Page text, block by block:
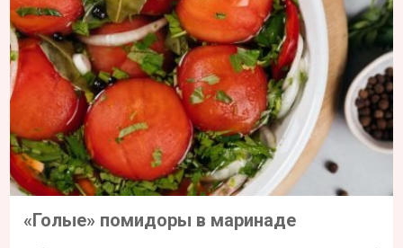
«Голые» помидоры в маринаде